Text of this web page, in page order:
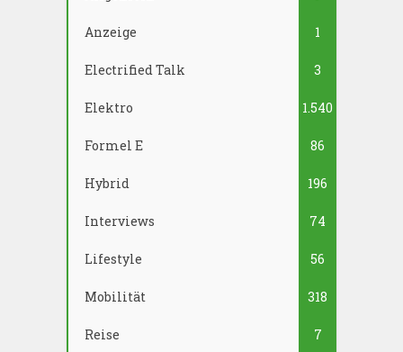
Anzeige 1
Electrified Talk 3
Elektro 1.540
Formel E 86
Hybrid 196
Interviews 74
Lifestyle 56
Mobilität 318
Reise 7